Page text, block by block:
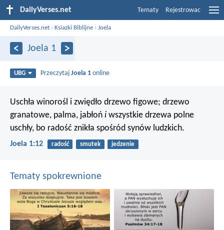
DailyVerses.net Tematy Rejestrowac
DailyVerses.net ›Ksiazki Biblijne ›Joela
Joela 1
UBG PrzeczytajJoela 1 online
Uschła winorośl i zwiędło drzewo figowe; drzewo
granatowe, palma, jabłoń i wszystkie drzewa polne
uschły, bo radość znikła spośród synów ludzkich.
Joela 1:12 radość smutek jedzenie
Tematy spokrewnione